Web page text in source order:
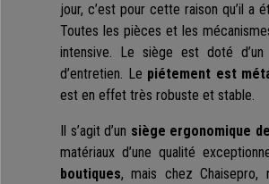
jour, c’est pour cette raison qu’il a
Toutes les pièces et les
intensive. Le siège est doté d’un
d’entretien. Le piétement est
est en effet très robuste et stable.
Il s’agit d’un siège ergonomique
matériaux d’une qualité
boutiques, mais chez Chaisepro,